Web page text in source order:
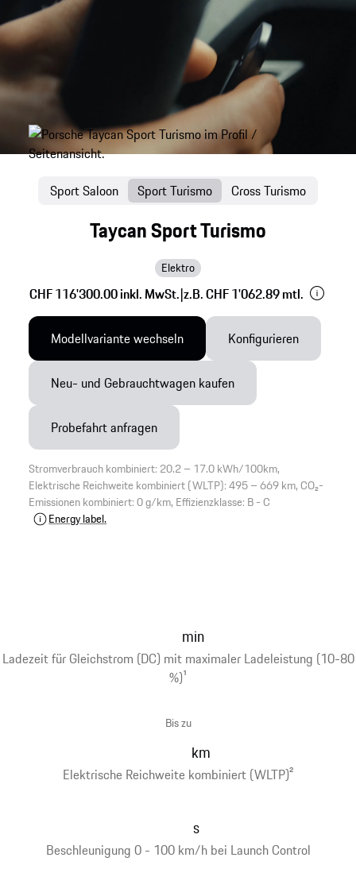
Taycan Sport Turismo
Elektro
CHF 116'300.00 inkl. MwSt.|z.B. CHF 1'062.89 mtl.
Sport Saloon Sport Turismo Cross Turismo
Modellvariante wechseln Konfigurieren
Neu- und Gebrauchtwagen kaufen
Probefahrt anfragen
Stromverbrauch kombiniert: 20.2 – 17.0 kWh/100km,
Elektrische Reichweite kombiniert (WLTP): 495 – 669 km, CO₂-
Emissionen kombiniert: 0 g/km, Effizienzklasse: B - C
Energy label.
Ladezeit für Gleichstrom (DC) mit maximaler Ladeleistung (10-80
%)1
min
Elektrische Reichweite kombiniert (WLTP)2
Bis zu
km
Beschleunigung 0 - 100 km/h bei Launch Control
s